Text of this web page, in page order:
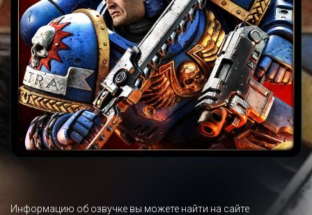
Информацию об озвучке вы можете найти на сайте